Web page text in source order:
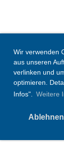
Wir verwenden
aus unseren
verlinken und
optimieren.
Infos". Weitere
Ablehnen